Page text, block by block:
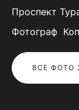
Проспект
Фотограф
ВСЕ ФОТО